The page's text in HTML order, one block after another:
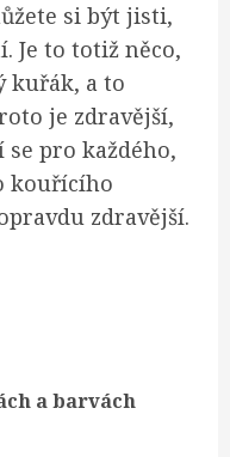
si být jisti,
Je to totiž něco,
kuřák, a to
je zdravější,
pro každého,
kouřícího
zdravější.
a barvách